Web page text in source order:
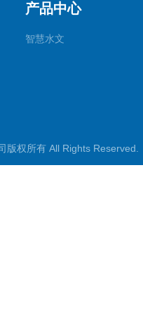
产品中心
智慧水文
版权所有 All Rights